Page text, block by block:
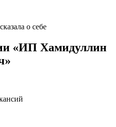
о себе
«ИП Хамидуллин